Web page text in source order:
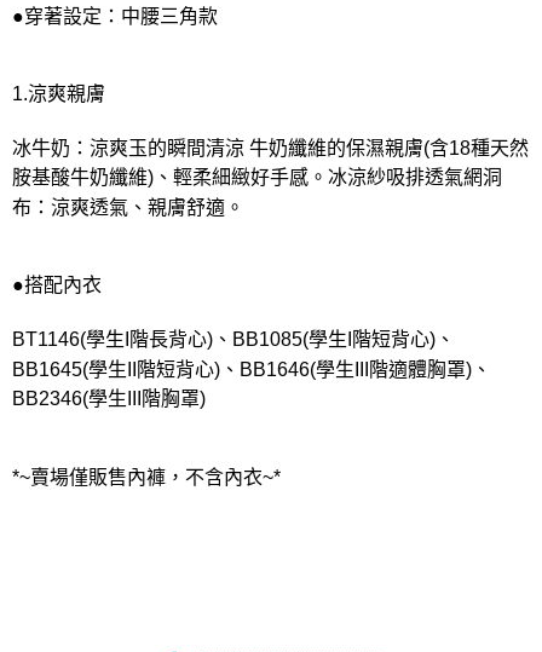
每筆NT$80，滿NT$1,000(含以上)免運費
每筆NT$80，滿NT$1,000(含以上)免運費
每筆NT$220
付款後門市自取
●穿著設定：中腰三角款
1.涼爽親膚
冰牛奶：涼爽玉的瞬間清涼 牛奶纖維的保濕親膚(含18種天然
胺基酸牛奶纖維)、輕柔細緻好手感。冰涼紗吸排透氣網洞
布：涼爽透氣、親膚舒適。
●搭配內衣
BT1146(學生I階長背心)、BB1085(學生I階短背心)、
BB1645(學生II階短背心)、BB1646(學生III階適體胸罩)、
BB2346(學生III階胸罩)
*~賣場僅販售內褲，不含內衣~*